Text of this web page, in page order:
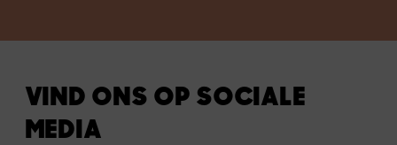
VIND ONS OP SOCIALE
MEDIA